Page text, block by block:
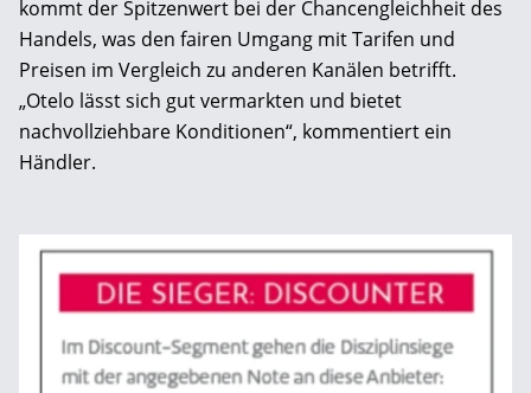
kommt der Spitzenwert bei der Chancengleichheit des
Handels, was den fairen Umgang mit ­Tarifen und
Preisen im Vergleich zu anderen ­Kanälen betrifft.
„Otelo lässt sich gut vermarkten und bietet
nachvollziehbare Konditionen“, kommentiert ein
Händler.